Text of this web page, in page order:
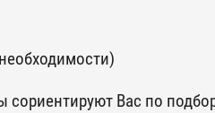
сориентируют Вас по